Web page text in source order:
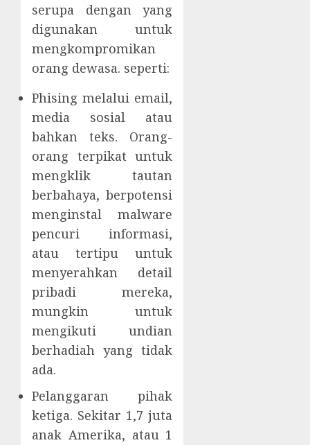
serupa dengan yang
digunakan untuk
mengkompromikan
orang dewasa. seperti:
Phising melalui email,
media sosial atau
bahkan teks. Orang-
orang terpikat untuk
mengklik tautan
berbahaya, berpotensi
menginstal malware
pencuri informasi,
atau tertipu untuk
menyerahkan detail
pribadi mereka,
mungkin untuk
mengikuti undian
berhadiah yang tidak
ada.
Pelanggaran pihak
ketiga. Sekitar 1,7 juta
anak Amerika, atau 1